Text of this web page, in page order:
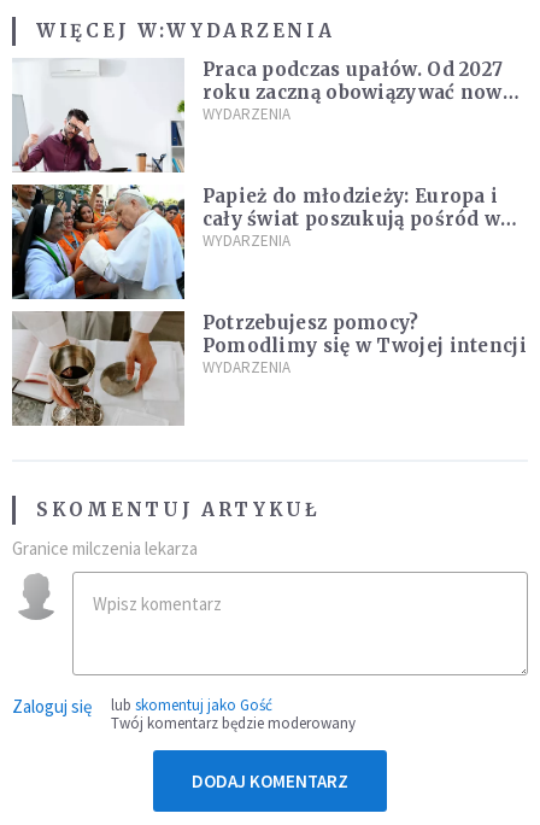
WIĘCEJ W:WYDARZENIA
Praca podczas upałów. Od 2027
roku zaczną obowiązywać nowe
przepisy
WYDARZENIA
Papież do młodzieży: Europa i
cały świat poszukują pośród was
nowych świętych
WYDARZENIA
Potrzebujesz pomocy?
Pomodlimy się w Twojej intencji
WYDARZENIA
SKOMENTUJ ARTYKUŁ
Granice milczenia lekarza
Zaloguj się lub skomentuj jako Gość
Twój komentarz będzie moderowany
DODAJ KOMENTARZ